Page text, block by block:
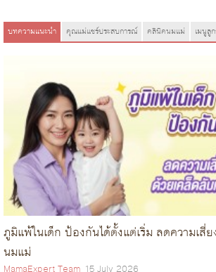
บทความแนะนำ คุณแม่แชร์ประสบการณ์ คลินิคนมแม่ เมนูลู
ภูมิแพ้ในเด็ก ป้องกันได้ตั้งแต่เริ่ม ลดความเสี่
นมแม่